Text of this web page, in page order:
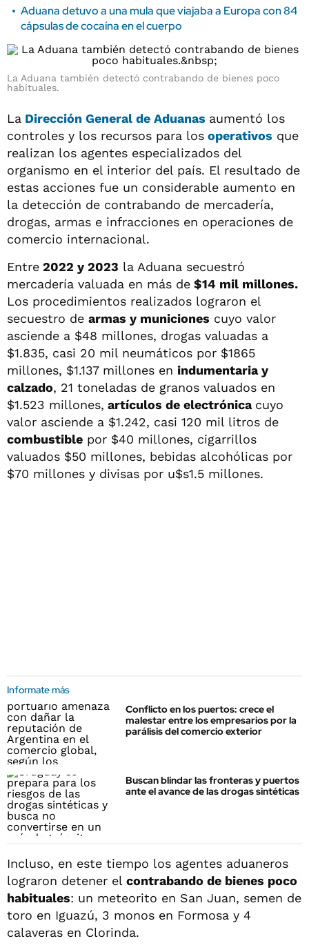
Aduana detuvo a una mula que viajaba a Europa con 84
cápsulas de cocaína en el cuerpo
La Aduana también detectó contrabando de bienes poco
habituales.
La Dirección General de Aduanas aumentó los
controles y los recursos para los operativos que
realizan los agentes especializados del
organismo en el interior del país. El resultado de
estas acciones fue un considerable aumento en
la detección de contrabando de mercadería,
drogas, armas e infracciones en operaciones de
comercio internacional.
Entre 2022 y 2023 la Aduana secuestró
mercadería valuada en más de $14 mil millones.
Los procedimientos realizados lograron el
secuestro de armas y municiones cuyo valor
asciende a $48 millones, drogas valuadas a
$1.835, casi 20 mil neumáticos por $1865
millones, $1.137 millones en indumentaria y
calzado, 21 toneladas de granos valuados en
$1.523 millones, artículos de electrónica cuyo
valor asciende a $1.242, casi 120 mil litros de
combustible por $40 millones, cigarrillos
valuados $50 millones, bebidas alcohólicas por
$70 millones y divisas por u$s1.5 millones.
Informate más
Conflicto en los puertos: crece el
malestar entre los empresarios por la
parálisis del comercio exterior
Buscan blindar las fronteras y puertos
ante el avance de las drogas sintéticas
Incluso, en este tiempo los agentes aduaneros
lograron detener el contrabando de bienes poco
habituales: un meteorito en San Juan, semen de
toro en Iguazú, 3 monos en Formosa y 4
calaveras en Clorinda.